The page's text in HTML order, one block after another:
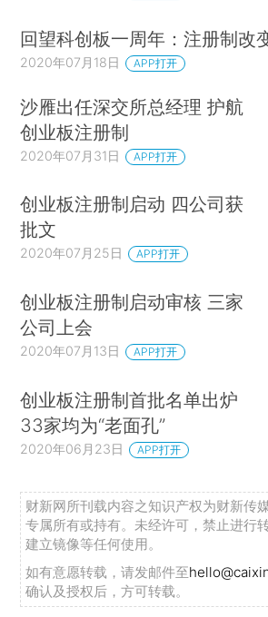
回望科创板一周年：注册制改
2020年07月18日 APP打开
沙雁出任深交所总经理 护航
创业板注册制
2020年07月31日 APP打开
创业板注册制启动 四公司获
批文
2020年07月25日 APP打开
创业板注册制启动审核 三家
公司上会
2020年07月13日 APP打开
创业板注册制首批名单出炉
33家均为“老面孔”
2020年06月23日 APP打开
财新网所刊载内容之知识产权为财新传
专属所有或持有。未经许可，禁止进行
建立镜像等任何使用。
如有意愿转载，请发邮件至
确认及授权后，方可转载。